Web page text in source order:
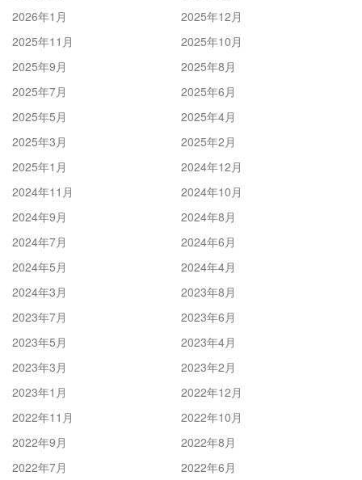
2026年1月
2025年12月
2025年11月
2025年10月
2025年9月
2025年8月
2025年7月
2025年6月
2025年5月
2025年4月
2025年3月
2025年2月
2025年1月
2024年12月
2024年11月
2024年10月
2024年9月
2024年8月
2024年7月
2024年6月
2024年5月
2024年4月
2024年3月
2023年8月
2023年7月
2023年6月
2023年5月
2023年4月
2023年3月
2023年2月
2023年1月
2022年12月
2022年11月
2022年10月
2022年9月
2022年8月
2022年7月
2022年6月